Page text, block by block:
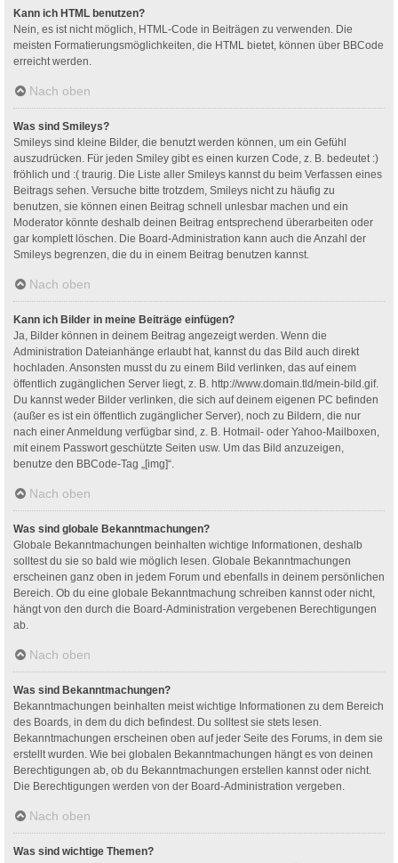
Kann ich HTML benutzen?
Nein, es ist nicht möglich, HTML-Code in Beiträgen zu verwenden. Die
meisten Formatierungsmöglichkeiten, die HTML bietet, können über BBCode
erreicht werden.
Nach oben
Was sind Smileys?
Smileys sind kleine Bilder, die benutzt werden können, um ein Gefühl
auszudrücken. Für jeden Smiley gibt es einen kurzen Code, z. B. bedeutet :)
fröhlich und :( traurig. Die Liste aller Smileys kannst du beim Verfassen eines
Beitrags sehen. Versuche bitte trotzdem, Smileys nicht zu häufig zu
benutzen, sie können einen Beitrag schnell unlesbar machen und ein
Moderator könnte deshalb deinen Beitrag entsprechend überarbeiten oder
gar komplett löschen. Die Board-Administration kann auch die Anzahl der
Smileys begrenzen, die du in einem Beitrag benutzen kannst.
Nach oben
Kann ich Bilder in meine Beiträge einfügen?
Ja, Bilder können in deinem Beitrag angezeigt werden. Wenn die
Administration Dateianhänge erlaubt hat, kannst du das Bild auch direkt
hochladen. Ansonsten musst du zu einem Bild verlinken, das auf einem
öffentlich zugänglichen Server liegt, z. B. http://www.domain.tld/mein-bild.gif.
Du kannst weder Bilder verlinken, die sich auf deinem eigenen PC befinden
(außer es ist ein öffentlich zugänglicher Server), noch zu Bildern, die nur
nach einer Anmeldung verfügbar sind, z. B. Hotmail- oder Yahoo-Mailboxen,
mit einem Passwort geschützte Seiten usw. Um das Bild anzuzeigen,
benutze den BBCode-Tag „[img]“.
Nach oben
Was sind globale Bekanntmachungen?
Globale Bekanntmachungen beinhalten wichtige Informationen, deshalb
solltest du sie so bald wie möglich lesen. Globale Bekanntmachungen
erscheinen ganz oben in jedem Forum und ebenfalls in deinem persönlichen
Bereich. Ob du eine globale Bekanntmachung schreiben kannst oder nicht,
hängt von den durch die Board-Administration vergebenen Berechtigungen
ab.
Nach oben
Was sind Bekanntmachungen?
Bekanntmachungen beinhalten meist wichtige Informationen zu dem Bereich
des Boards, in dem du dich befindest. Du solltest sie stets lesen.
Bekanntmachungen erscheinen oben auf jeder Seite des Forums, in dem sie
erstellt wurden. Wie bei globalen Bekanntmachungen hängt es von deinen
Berechtigungen ab, ob du Bekanntmachungen erstellen kannst oder nicht.
Die Berechtigungen werden von der Board-Administration vergeben.
Nach oben
Was sind wichtige Themen?